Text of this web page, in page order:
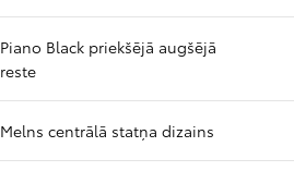
Piano Black priekšējā augšējā
reste
Melns centrālā statņa dizains